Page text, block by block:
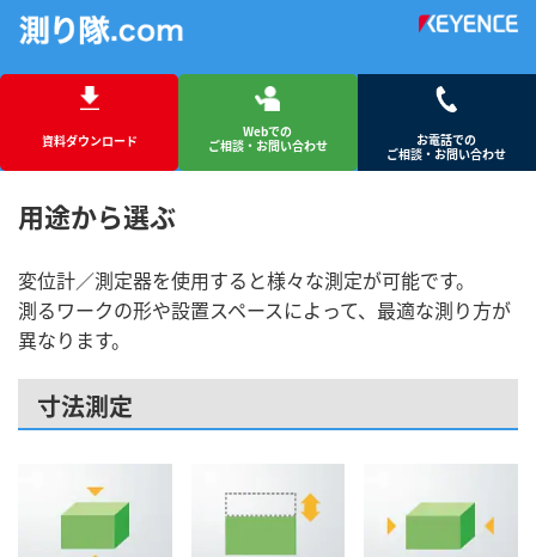
資料ダウンロード
Webでの
ご相談・お問い合わせ
お電話での
ご相談・お問い合わせ
用途から選ぶ
変位計／測定器を使用すると様々な測定が可能です。
測るワークの形や設置スペースによって、最適な測り方が
異なります。
寸法測定